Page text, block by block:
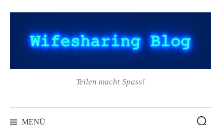
Inhalt
Teilen macht Spass!
MENÜ
nach: